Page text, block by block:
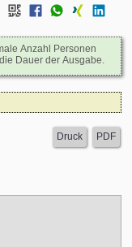
Anzahl Personen
Dauer der Ausgabe.